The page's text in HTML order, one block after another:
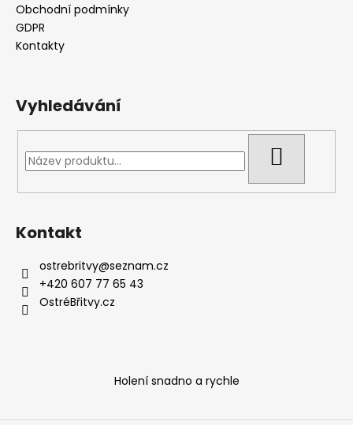
Obchodní podmínky
GDPR
Kontakty
Vyhledávání
Kontakt
ostrebritvy@seznam.cz
+420 607 77 65 43
OstréBřitvy.cz
Holení snadno a rychle